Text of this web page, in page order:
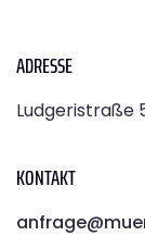
ADRESSE
Ludgeristraße
KONTAKT